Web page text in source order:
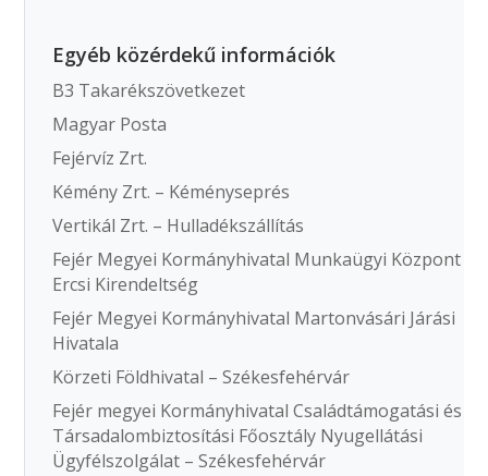
Egyéb közérdekű információk
B3 Takarékszövetkezet
Magyar Posta
Fejérvíz Zrt.
Kémény Zrt. – Kéményseprés
Vertikál Zrt. – Hulladékszállítás
Fejér Megyei Kormányhivatal Munkaügyi Központ
Ercsi Kirendeltség
Fejér Megyei Kormányhivatal Martonvásári Járási
Hivatala
Körzeti Földhivatal – Székesfehérvár
Fejér megyei Kormányhivatal Családtámogatási és
Társadalombiztosítási Főosztály Nyugellátási
Ügyfélszolgálat – Székesfehérvár